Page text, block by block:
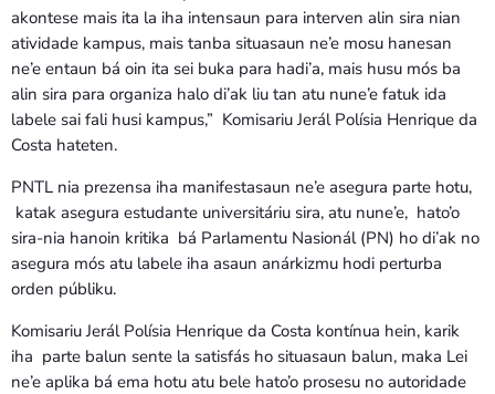
akontese mais ita la iha intensaun para interven alin sira nian
atividade kampus, mais tanba situasaun ne’e mosu hanesan
ne’e entaun bá oin ita sei buka para hadi’a, mais husu mós ba
alin sira para organiza halo di’ak liu tan atu nune’e fatuk ida
labele sai fali husi kampus,” Komisariu Jerál Polísia Henrique da
Costa hateten.
PNTL nia prezensa iha manifestasaun ne’e asegura parte hotu,
katak asegura estudante universitáriu sira, atu nune’e, hato’o
sira-nia hanoin kritika bá Parlamentu Nasionál (PN) ho di’ak no
asegura mós atu labele iha asaun anárkizmu hodi perturba
orden públiku.
Komisariu Jerál Polísia Henrique da Costa kontínua hein, karik
iha parte balun sente la satisfás ho situasaun balun, maka Lei
ne’e aplika bá ema hotu atu bele hato’o prosesu no autoridade